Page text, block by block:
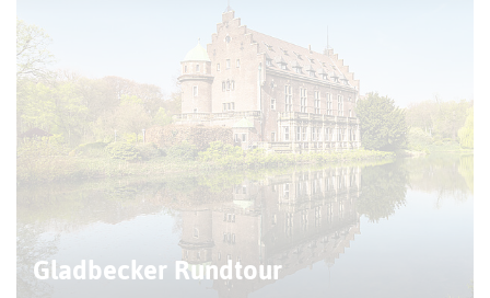
Gladbecker Rundtour